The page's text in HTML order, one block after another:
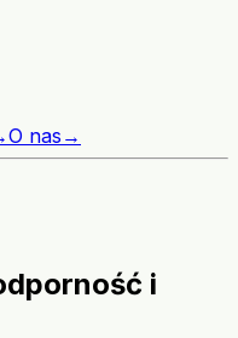
O nas →
i